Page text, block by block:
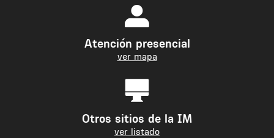
Atención presencial
ver mapa
Otros sitios de la IM
ver listado